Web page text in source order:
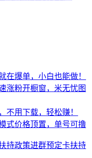
在爆单，小白也能做！
涨粉开橱窗，米无忧图
不用下载，轻松赚！
式价格顶置，单号可撸
持政策进群预定卡扶持